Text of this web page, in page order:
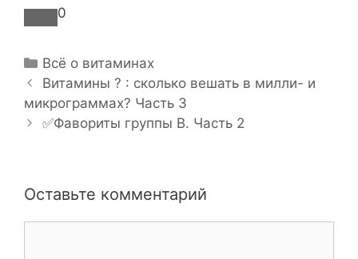
0
Р
у
б
р
Всё о витаминах
Н
а
в
ц
и
Витамины ?️ : сколько вешать в милли- и
микрограммах? Часть 3
✅Фавориты группы В. Часть 2
Оставьте комментарий